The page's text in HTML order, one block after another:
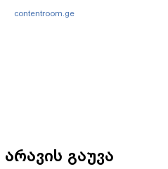
contentroom.ge
გაუვა